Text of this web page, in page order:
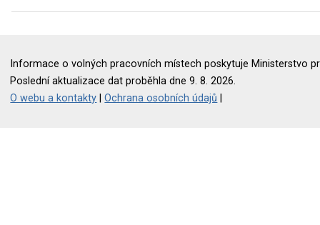
Informace o volných pracovních místech poskytuje Ministerstvo
Poslední aktualizace dat proběhla dne 9. 8. 2026.
O webu a kontakty |Ochrana osobních údajů